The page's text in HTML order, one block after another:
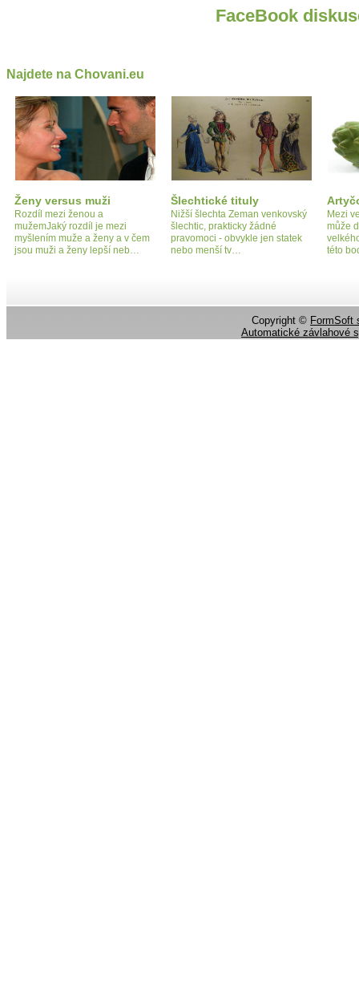
FaceBook
Najdete na Chovani.eu
Ženy versus muži
Rozdíl mezi ženou a
mužemJaký rozdíl je mezi
myšlením muže a ženy a v čem
jsou muži a ženy lepší neb…
Šlechtické tituly
Nižší šlechta Zeman venkovský
šlechtic, prakticky žádné
pravomoci - obvykle jen statek
nebo menší tv…
Mezi
může
této
Copyright © FormSoft
Automatické závlahové